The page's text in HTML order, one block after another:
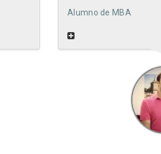
Alumno de MBA